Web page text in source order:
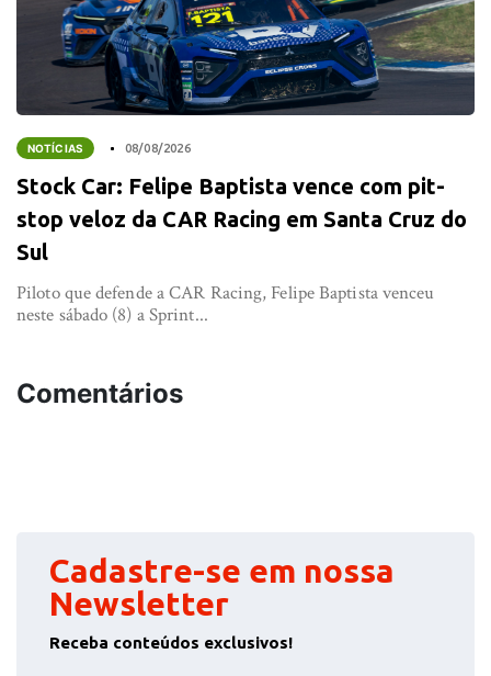
NOTÍCIAS 08/08/2026
Stock Car: Felipe Baptista vence com pit-
stop veloz da CAR Racing em Santa Cruz do
Sul
Piloto que defende a CAR Racing, Felipe Baptista venceu
neste sábado (8) a Sprint...
Comentários
Cadastre-se em nossa
Newsletter
Receba conteúdos exclusivos!